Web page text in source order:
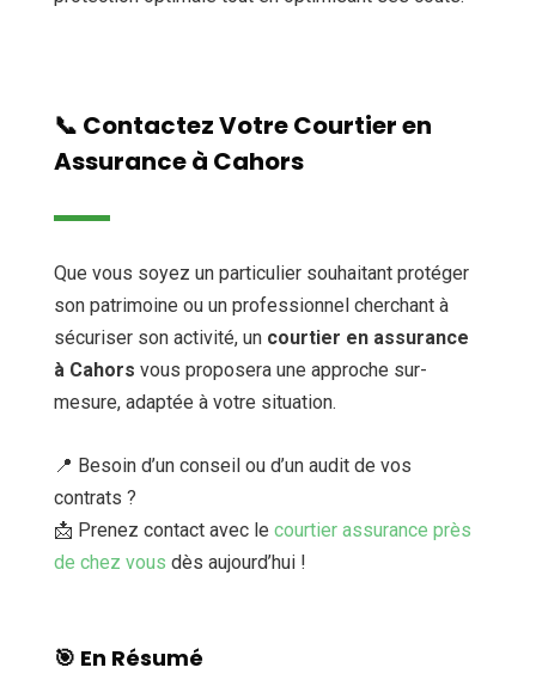
📞 Contactez Votre Courtier en
Assurance à Cahors
Que vous soyez un particulier souhaitant protéger
son patrimoine ou un professionnel cherchant à
sécuriser son activité, un courtier en assurance
à Cahors vous proposera une approche sur-
mesure, adaptée à votre situation.
📍 Besoin d’un conseil ou d’un audit de vos
contrats ?
📩 Prenez contact avec le courtier assurance près
de chez vous dès aujourd’hui !
🎯 En Résumé